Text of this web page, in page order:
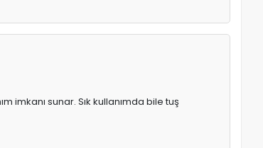
imkanı sunar. Sık kullanımda bile tuş